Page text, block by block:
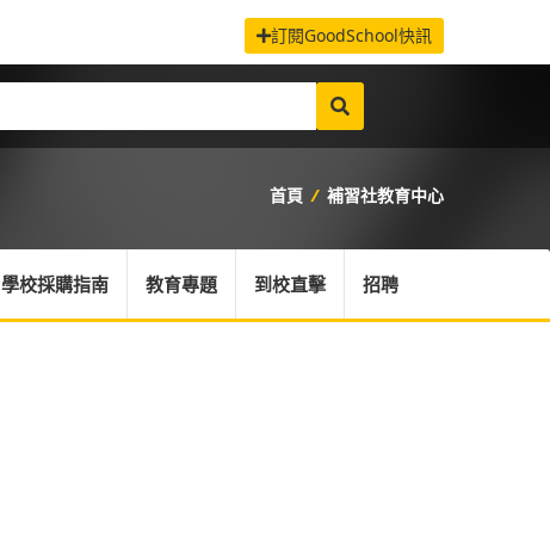
訂閱GoodSchool快訊
首頁 / 補習社教育中心
學校採購指南 教育專題 到校直擊 招聘